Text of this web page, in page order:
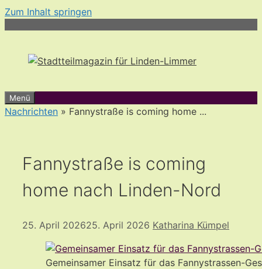
Zum Inhalt springen
Menü
Nachrichten » Fannystraße is coming home ...
Fannystraße is coming
home nach Linden-Nord
25. April 202625. April 2026 Katharina Kümpel
Gemeinsamer Einsatz für das Fannystrassen-